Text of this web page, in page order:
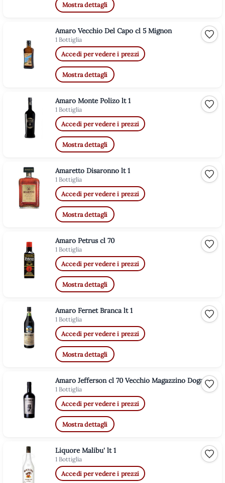
Mostra dettagli
Amaro Vecchio Del Capo cl 5 Mignon
1 Bottiglia
Accedi per vedere i prezzi
Mostra dettagli
Amaro Monte Polizo lt 1
1 Bottiglia
Accedi per vedere i prezzi
Mostra dettagli
Amaretto Disaronno lt 1
1 Bottiglia
Accedi per vedere i prezzi
Mostra dettagli
Amaro Petrus cl 70
1 Bottiglia
Accedi per vedere i prezzi
Mostra dettagli
Amaro Fernet Branca lt 1
1 Bottiglia
Accedi per vedere i prezzi
Mostra dettagli
Amaro Jefferson cl 70 Vecchio Magazzino Doganale
1 Bottiglia
Accedi per vedere i prezzi
Mostra dettagli
Liquore Malibu' lt 1
1 Bottiglia
Accedi per vedere i prezzi